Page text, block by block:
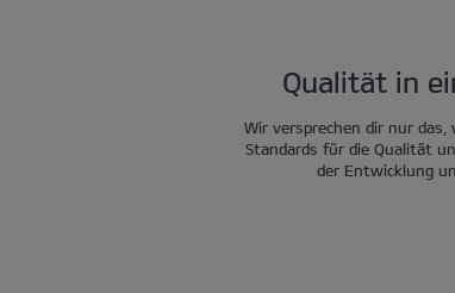
Qualität in
Wir versprechen dir nur
Standards für die Qualität
der Entwicklung